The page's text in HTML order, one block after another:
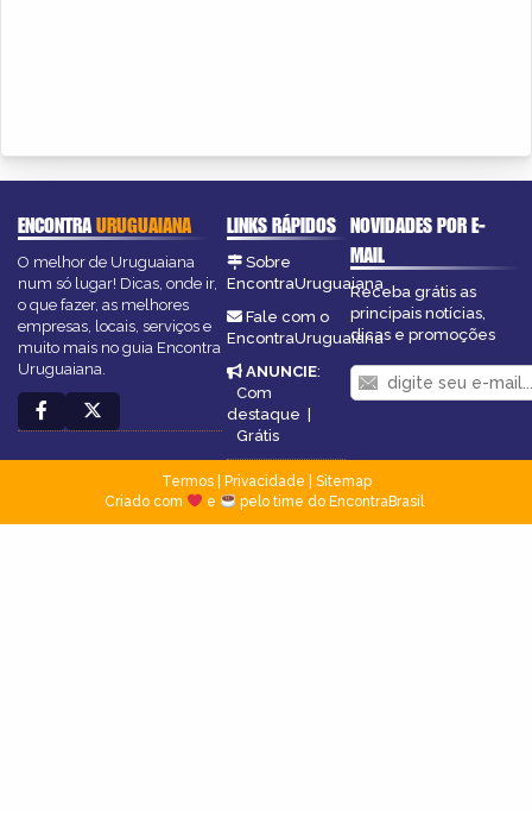
ENCONTRAURUGUAIANA
O melhor de Uruguaiana
num só lugar! Dicas, onde ir,
o que fazer, as melhores
empresas, locais, serviços e
muito mais no guia Encontra
Uruguaiana.
LINKS RÁPIDOS
Sobre
EncontraUruguaiana
Fale com o
EncontraUruguaiana
ANUNCIE:
Com
destaque |
Grátis
NOVIDADES POR E-
MAIL
Receba grátis as
principais notícias,
dicas e promoções
Termos| Privacidade
Sitemap
Criado com
e pelo time do EncontraBrasil